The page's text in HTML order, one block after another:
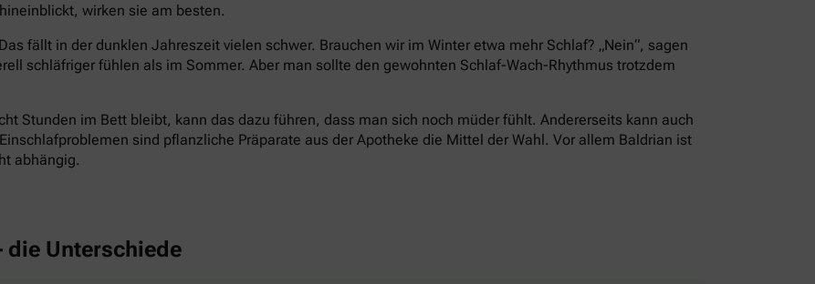
wirken sie am besten.
fällt in der dunklen Jahreszeit vielen schwer. Brauchen wir im Winter etwa mehr Schlaf? „Nein“, sagen
schläfriger fühlen als im Sommer. Aber man sollte den gewohnten Schlaf-Wach-Rhythmus trotzdem
Stunden im Bett bleibt, kann das dazu führen, dass man sich noch müder fühlt. Andererseits kann auch
sind pflanzliche Präparate aus der Apotheke die Mittel der Wahl. Vor allem Baldrian ist
abhängig.
die Unterschiede